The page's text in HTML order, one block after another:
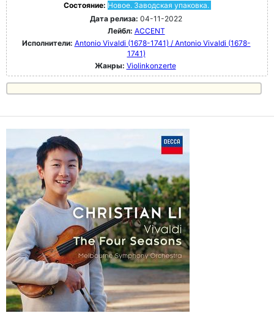
Состояние: Новое. Заводская упаковка.
Дата релиза: 04-11-2022
Лейбл: ACCENT
Исполнители: Antonio Vivaldi (1678-1741) / Antonio Vivaldi (1678-
1741)
Жанры: Violinkonzerte